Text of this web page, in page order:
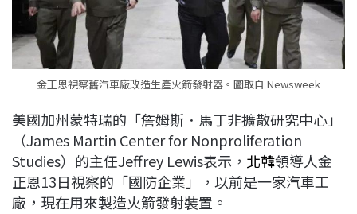
金正恩視察舊汽車廠改造生產火箭發射器。圖取自 Newsweek
美國加州蒙特瑞的「詹姆斯．馬丁非擴散研究中心」
（James Martin Center for Nonproliferation
Studies）的主任Jeffrey Lewis表示， 北韓領導人金
正恩13日視察的「國防企業」，以前是一家汽車工
廠，現在用來製造火箭發射裝置。